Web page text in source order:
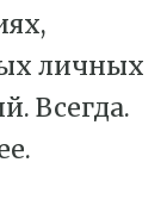
личных
Всегда.